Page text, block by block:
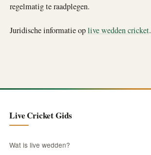
regelmatig te raadplegen.
Juridische informatie oplive wedden cricket.
Live Cricket Gids
Wat is live wedden?